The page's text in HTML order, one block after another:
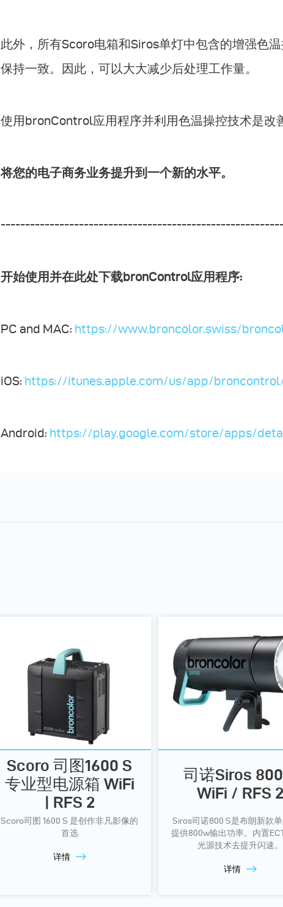
此外，所有Scoro电箱和Siros单灯中包含的增强色
保持一致。因此，可以大大减少后处理工作量。
使用bronControl应用程序并利用色温操控技术是改
将您的电子商务业务提升到一个新的水平。
开始使用并在此处下载bronControl应用程序:
PC and MAC: https://www.broncolor.swiss/
iOS: https://itunes.apple.com/us/app/
Android: https://play.google.com/store/apps/
Scoro 司图1600 S
专业型电源箱 WiFi
| RFS 2
Scoro司图 1600 S 是创作非凡影像的
首选
详情
司诺Siros
WiFi / RFS 2
Siros司诺800 S是布朗新款单
提供800w输出功率。内置
光源技术去提升闪速。
详情